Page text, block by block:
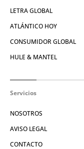
LETRA GLOBAL
ATLÁNTICO HOY
CONSUMIDOR GLOBAL
HULE & MANTEL
Servicios
NOSOTROS
AVISO LEGAL
CONTACTO